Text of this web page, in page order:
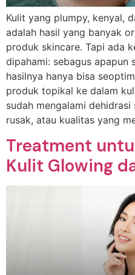
Kulit yang plumpy, kenyal,
adalah hasil yang banyak
produk skincare. Tapi ada
dipahami: sebagus apapun
hasilnya hanya bisa
produk topikal ke dalam
sudah mengalami
rusak, atau kualitas yang
Treatment
Kulit Glowing